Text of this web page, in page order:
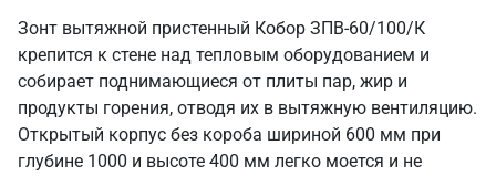
Зонт вытяжной пристенный Кобор ЗПВ-60/100/К
крепится к стене над тепловым оборудованием и
собирает поднимающиеся от плиты пар, жир и
продукты горения, отводя их в вытяжную вентиляцию.
Открытый корпус без короба шириной 600 мм при
глубине 1000 и высоте 400 мм легко моется и не